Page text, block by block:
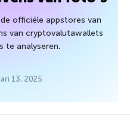
officiële appstores van
van cryptovalutawallets
te analyseren.
13, 2025